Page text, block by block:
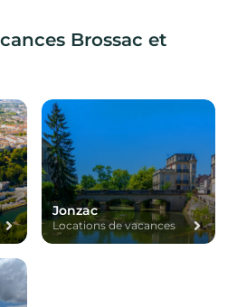
Brossac et
Jonzac
Locations de vacances